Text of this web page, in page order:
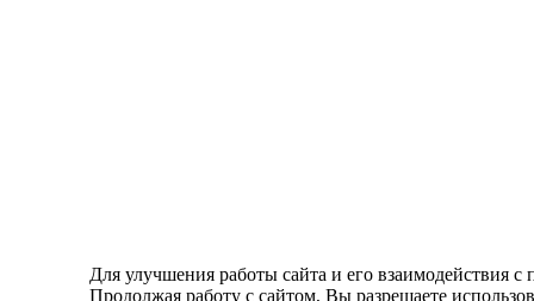
Для улучшения работы сайта и его взаимодействия
Продолжая работу с сайтом, Вы разрешаете